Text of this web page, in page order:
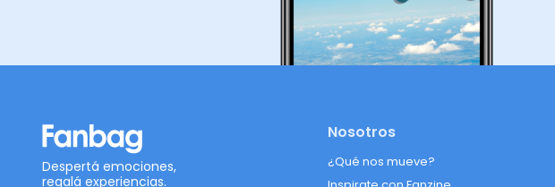
Despertá emociones,
regalá experiencias.
Nosotros
¿Qué nos mueve?